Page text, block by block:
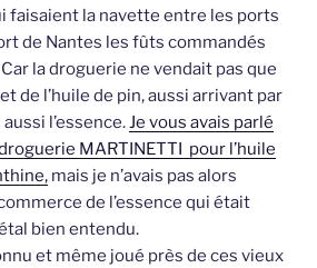
faisaient la navette entre les ports
de Nantes les fûts commandés
la droguerie ne vendait pas que
de l’huile de pin, aussi arrivant par
l’essence.Je vous avais parlé
MARTINETTI pour l’huile
mais je n’avais pas alors
de l’essence qui était
bien entendu.
et même joué près de ces vieux